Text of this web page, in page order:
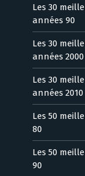
Les 30
années 90
Les 30
années 2000
Les 30
années 2010
Les 50
80
Les 50
90